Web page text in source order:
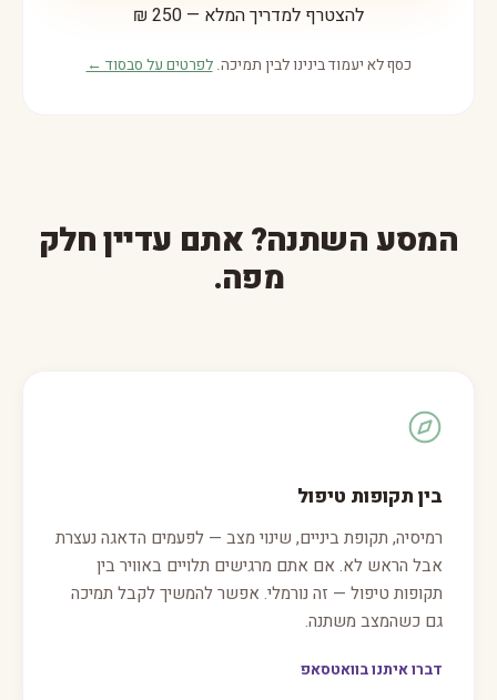
להצטרף למדריך המלא — 250 ₪
כסף לא יעמוד בינינו לבין תמיכה.לפרטים על סבסוד ←
המסע השתנה? אתם עדיין חלק
מפה.
בין תקופות טיפול
רמיסיה, תקופת ביניים, שינוי מצב — לפעמים הדאגה נעצרת
אבל הראש לא. אם אתם מרגישים תלויים באוויר בין
תקופות טיפול — זה נורמלי. אפשר להמשיך לקבל תמיכה
גם כשהמצב משתנה.
דברו איתנו בוואטסאפ